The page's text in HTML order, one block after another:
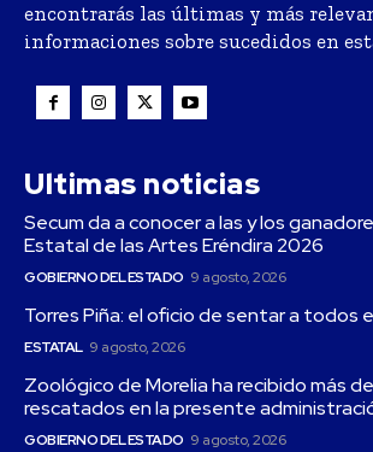
encontrarás las últimas y más
informaciones sobre sucedidos en
Ultimas noticias
Secum da a conocer a las y los
Estatal de las Artes Eréndira 2026
GOBIERNO DEL ESTADO 9 agosto, 2026
Torres Piña: el oficio de sentar a todos
ESTATAL 9 agosto, 2026
Zoológico de Morelia ha recibido más
rescatados en la presente
GOBIERNO DEL ESTADO 9 agosto, 2026